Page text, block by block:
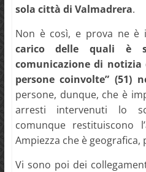
sola città di Valmadrera.
Non è così, e prova ne è
carico delle quali è
comunicazione di notizia
persone coinvolte” (51)
persone, dunque, che è
arresti intervenuti lo
comunque restituiscono
Ampiezza che è geografica,
Vi sono poi dei